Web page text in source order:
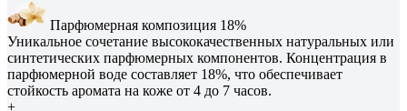
Парфюмерная композиция 18%
Уникальное сочетание высококачественных натуральных или
синтетических парфюмерных компонентов. Концентрация в
парфюмерной воде составляет 18%, что обеспечивает
стойкость аромата на коже от 4 до 7 часов.
+